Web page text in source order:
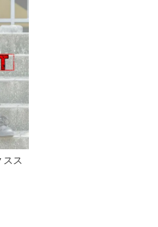
ス